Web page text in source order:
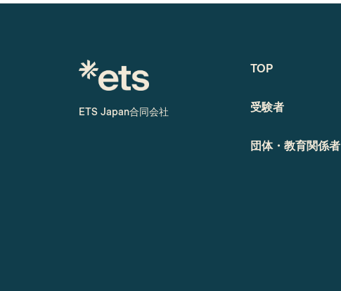
ETS Japan合同会社
TOP
受験者
団体・教育関係者